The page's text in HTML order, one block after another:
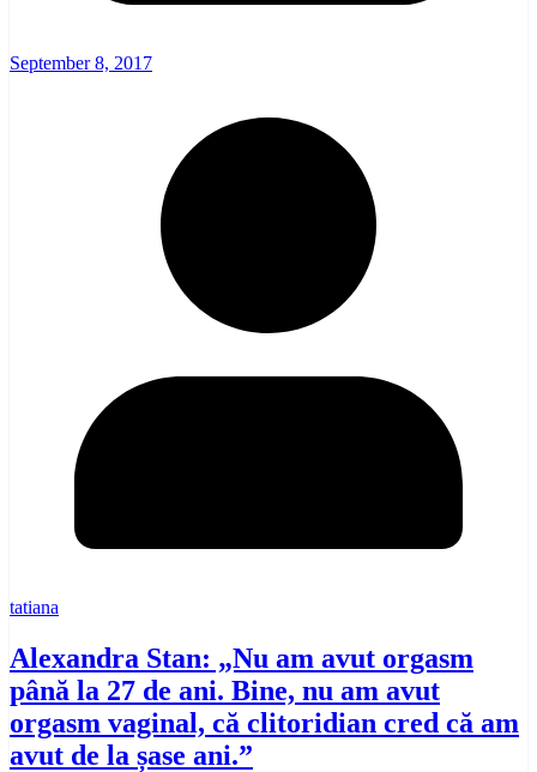
September 8, 2017
tatiana
Alexandra Stan: „Nu am avut orgasm
până la 27 de ani. Bine, nu am avut
orgasm vaginal, că clitoridian cred că am
avut de la șase ani.”